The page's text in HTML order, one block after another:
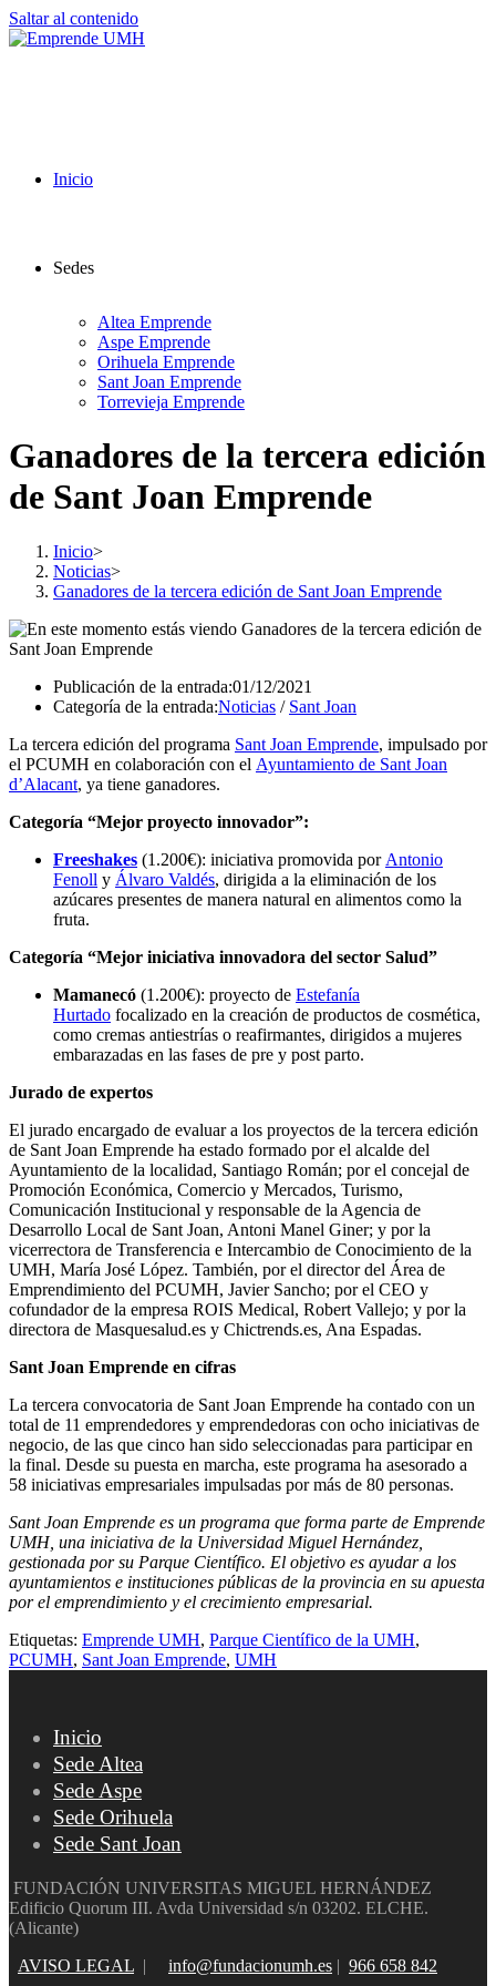
Saltar al contenido
Inicio
Sedes
Altea Emprende
Aspe Emprende
Orihuela Emprende
Sant Joan Emprende
Torrevieja Emprende
Ganadores de la tercera edición
de Sant Joan Emprende
Inicio>
Noticias>
Ganadores de la tercera edición de Sant Joan Emprende
Publicación de la entrada:01/12/2021
Categoría de la entrada:Noticias / Sant Joan
La tercera edición del programa Sant Joan Emprende, impulsado por
el PCUMH en colaboración con el Ayuntamiento de Sant Joan
d’Alacant, ya tiene ganadores.
Categoría “Mejor proyecto innovador”:
Freeshakes (1.200€): iniciativa promovida por Antonio
Fenoll y Álvaro Valdés, dirigida a la eliminación de los
azúcares presentes de manera natural en alimentos como la
fruta.
Categoría “Mejor iniciativa innovadora del sector Salud”
Mamanecó (1.200€): proyecto de Estefanía
Hurtado focalizado en la creación de productos de cosmética,
como cremas antiestrías o reafirmantes, dirigidos a mujeres
embarazadas en las fases de pre y post parto.
Jurado de expertos
El jurado encargado de evaluar a los proyectos de la tercera edición
de Sant Joan Emprende ha estado formado por el alcalde del
Ayuntamiento de la localidad, Santiago Román; por el concejal de
Promoción Económica, Comercio y Mercados, Turismo,
Comunicación Institucional y responsable de la Agencia de
Desarrollo Local de Sant Joan, Antoni Manel Giner; y por la
vicerrectora de Transferencia e Intercambio de Conocimiento de la
UMH, María José López. También, por el director del Área de
Emprendimiento del PCUMH, Javier Sancho; por el CEO y
cofundador de la empresa ROIS Medical, Robert Vallejo; y por la
directora de Masquesalud.es y Chictrends.es, Ana Espadas.
Sant Joan Emprende en cifras
La tercera convocatoria de Sant Joan Emprende ha contado con un
total de 11 emprendedores y emprendedoras con ocho iniciativas de
negocio, de las que cinco han sido seleccionadas para participar en
la final. Desde su puesta en marcha, este programa ha asesorado a
58 iniciativas empresariales impulsadas por más de 80 personas.
Sant Joan Emprende es un programa que forma parte de Emprende
UMH, una iniciativa de la Universidad Miguel Hernández,
gestionada por su Parque Científico. El objetivo es ayudar a los
ayuntamientos e instituciones públicas de la provincia en su apuesta
por el emprendimiento y el crecimiento empresarial.
Etiquetas: Emprende UMH, Parque Científico de la UMH,
PCUMH, Sant Joan Emprende, UMH
Inicio
Sede Altea
Sede Aspe
Sede Orihuela
Sede Sant Joan
FUNDACIÓN UNIVERSITAS MIGUEL HERNÁNDEZ
Edificio Quorum III. Avda Universidad s/n 03202. ELCHE.
(Alicante)
AVISO LEGAL | info@fundacionumh.es | 966 658 842